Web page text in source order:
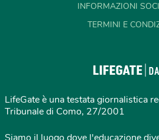
INFORMAZIONI
TERMINI E
LifeGate è una testata giornalistica
Tribunale di Como, 27/2001